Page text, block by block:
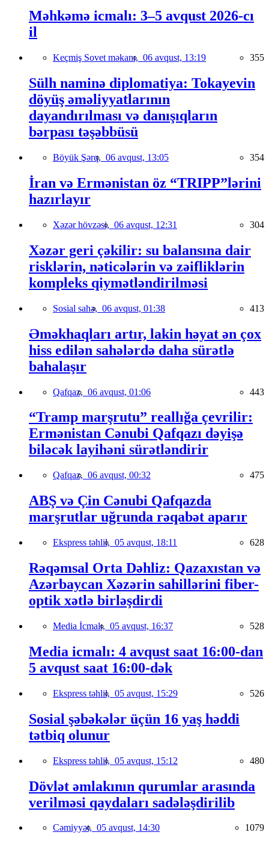
Məhkəmə icmalı: 3–5 avqust 2026-cı
il
Keçmiş Sovet məkanı, 06 avqust, 13:19 355
Sülh naminə diplomatiya: Tokayevin
döyüş əməliyyatlarının
dayandırılması və danışıqların
bərpası təşəbbüsü
Böyük Şərq, 06 avqust, 13:05 354
İran və Ermənistan öz “TRIPP”lərini
hazırlayır
Xəzər hövzəsi, 06 avqust, 12:31 304
Xəzər geri çəkilir: su balansına dair
risklərin, nəticələrin və zəifliklərin
kompleks qiymətləndirilməsi
Sosial sahə, 06 avqust, 01:38 413
Əməkhaqları artır, lakin həyat ən çox
hiss edilən sahələrdə daha sürətlə
bahalaşır
Qafqaz, 06 avqust, 01:06 443
“Tramp marşrutu” reallığa çevrilir:
Ermənistan Cənubi Qafqazı dəyişə
biləcək layihəni sürətləndirir
Qafqaz, 06 avqust, 00:32 475
ABŞ və Çin Cənubi Qafqazda
marşrutlar uğrunda rəqabət aparır
Ekspress təhlil, 05 avqust, 18:11 628
Rəqəmsal Orta Dəhliz: Qazaxıstan və
Azərbaycan Xəzərin sahillərini fiber-
optik xətlə birləşdirdi
Media İcmalı, 05 avqust, 16:37 528
Media icmalı: 4 avqust saat 16:00-dan
5 avqust saat 16:00-dək
Ekspress təhlil, 05 avqust, 15:29 526
Sosial şəbəkələr üçün 16 yaş həddi
tətbiq olunur
Ekspress təhlil, 05 avqust, 15:12 480
Dövlət əmlakının qurumlar arasında
verilməsi qaydaları sadələşdirilib
Cəmiyyət, 05 avqust, 14:30 1079